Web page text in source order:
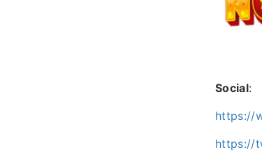
Social:
https://
https://